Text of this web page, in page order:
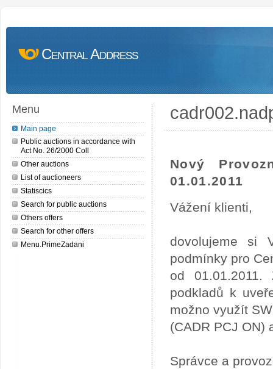
Central Address
Menu
Main page
Public auctions in accordance with
Act No. 26/2000 Coll
Other auctions
List of auctioneers
Statiscics
Search for public auctions
Others offers
Search for other offers
Menu.PrimeZadani
Nový
01.01.2011
Vážení klienti,
dovolujeme si
podmínky pro
od 01.01.2011.
podkladů k
možno využít
(CADR PCJ ON)
Správce a